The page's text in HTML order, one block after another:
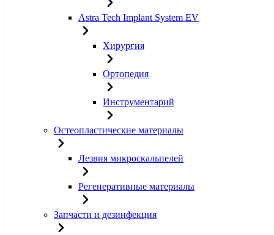
Astra Tech Implant System EV
Хирургия
Ортопедия
Инструментарий
Остеопластические материалы
Лезвия микроскальпелей
Регенеративные материалы
Запчасти и дезинфекция